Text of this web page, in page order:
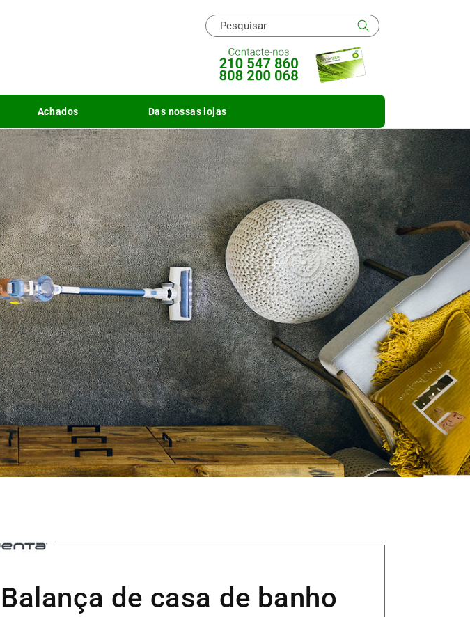
Achados Das nossas lojas
Pesquisar
Balança de casa de banho